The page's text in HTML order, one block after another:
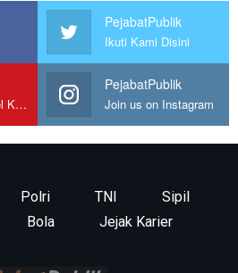
PejabatPublik
Ikuti Kami Disini
Kunjungi Channel Kami
PejabatPublik
Join us on Instagram
Polri TNI
Sipil
Bola Jejak Karier